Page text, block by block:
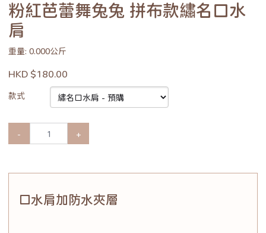
粉紅芭蕾舞兔兔 拼布款繡名口水
肩
重量: 0.000公斤
HKD $180.00
款式
- +
口水肩加防水夾層